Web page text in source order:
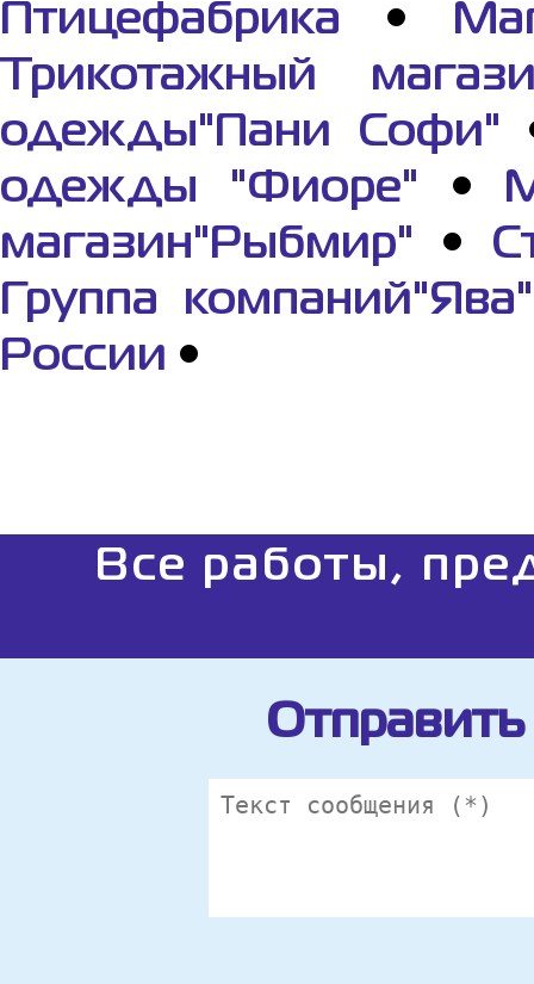
Птицефабрика •
Трикотажный
одежды"Пани Софи"
одежды "Фиоре" •
магазин"Рыбмир" •
Группа компаний"Ява"
России •
Все работы,
Отправить